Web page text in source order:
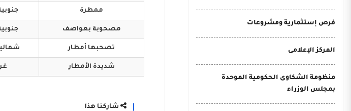
فرص إستثمارية ومشروعات
المركز الإعلامى
منظومة الشكاوى الحكومية الموحدة
بمجلس الوزراء
ممطرة
مصحوبة بعواصف
تصحبها أمطار
شديدة الأمطار
شاركنا هذا